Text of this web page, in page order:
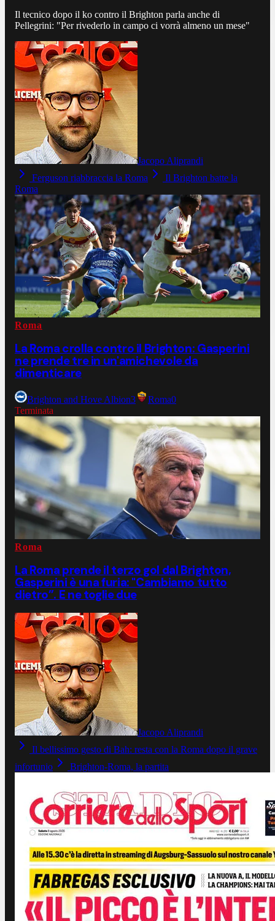
Il tecnico dopo il ko contro il Brighton parla anche di
Pellegrini: "Per rivederlo in campo ci vorrà almeno un mese"
Jacopo Aliprandi
Ferguson riabbraccia la Roma
Il Brighton batte la
Roma
Roma
La Roma crolla contro il Brighton: Gasperini
ne prende tre in un'amichevole da
dimenticare
Brighton and Hove Albion3 Roma0
Terminata
Roma
La Roma prende il terzo gol dal Brighton,
Gasperini è una furia: "Cambiamo tutto
dietro”. E ne toglie due
Jacopo Aliprandi
Il bellissimo gesto di Bah: resta con la Roma dopo il grave
infortunio
Brighton-Roma, la partita